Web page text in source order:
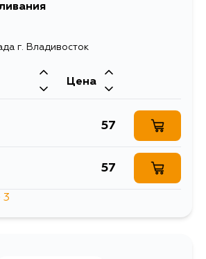
г. Владивосток
Цена
57
57
3